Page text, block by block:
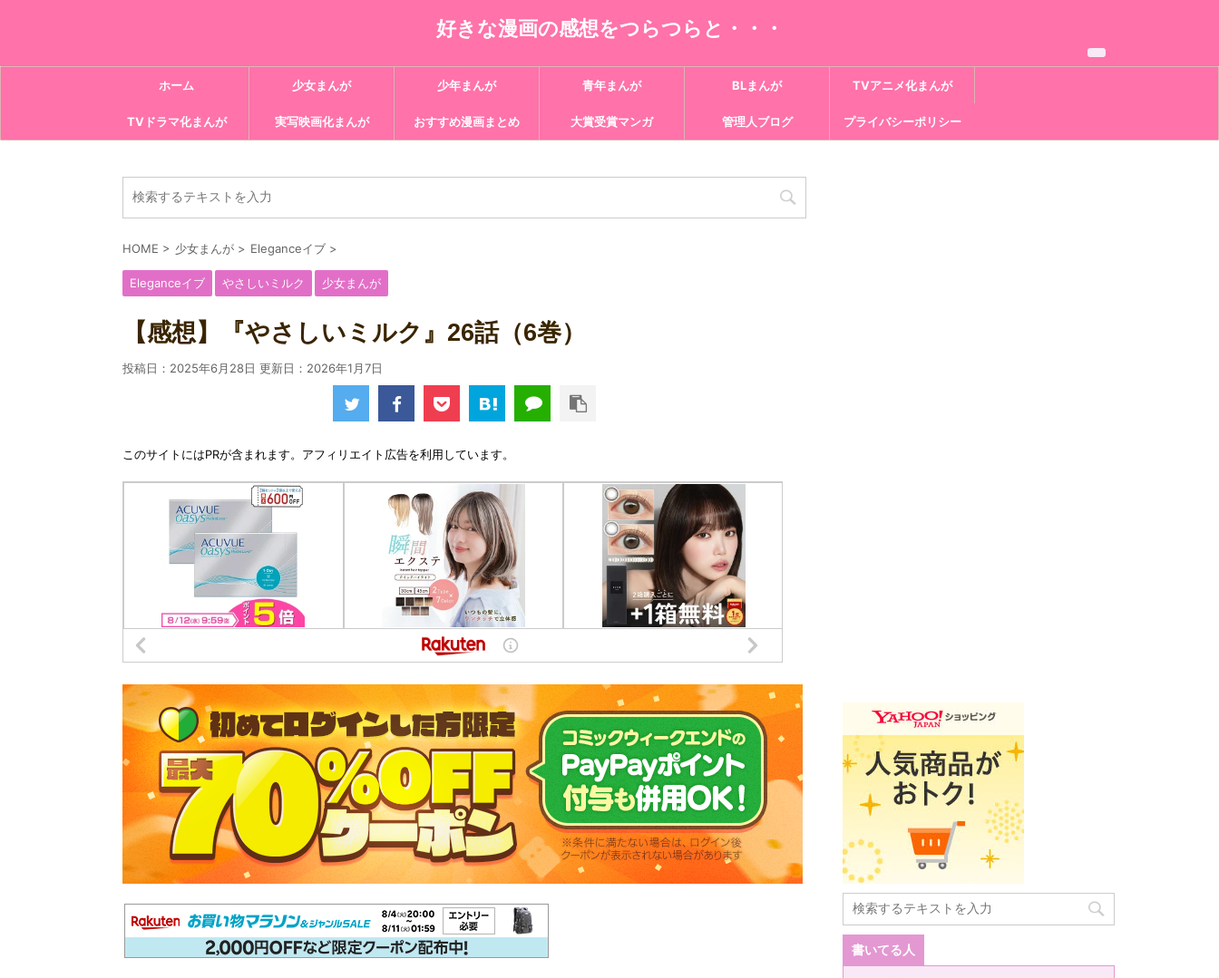
好きな漫画の感想をつらつらと・・・
ホーム 少女まんが 少年まんが 青年まんが BLまんが TVアニメ化まんが
TVドラマ化まんが 実写映画化まんが おすすめ漫画まとめ 大賞受賞マンガ 管理人ブログ プライバシーポリシー
HOME > 少女まんが > Eleganceイブ >
Eleganceイブ やさしいミルク 少女まんが
【感想】『やさしいミルク』26話（6巻）
投稿日：2025年6月28日 更新日： 2026年1月7日
このサイトにはPRが含まれます。アフィリエイト広告を利用しています。
書いてる人